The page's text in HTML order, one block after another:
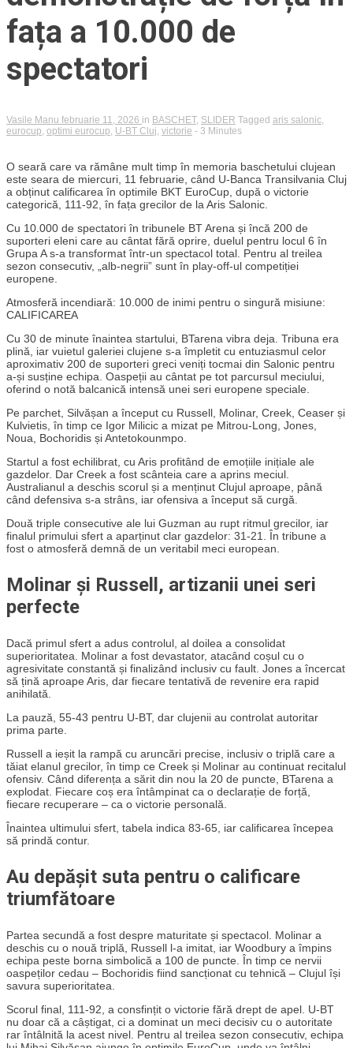
fața a 10.000 de
spectatori
Vasile Manu februarie 11, 2026 in BASCHET, SLIDER Tagged aris salonic
eurocup optimi eurocup U-BT Cluj victorie - 3 Minutes
O seară care va rămâne mult timp în memoria baschetului clujean
este seara de miercuri, 11 februarie, când U-Banca Transilvania Cluj
a obținut calificarea în optimile BKT EuroCup, după o victorie
categorică, 111-92, în fața grecilor de la Aris Salonic.
Cu 10.000 de spectatori în tribunele BT Arena și încă 200 de
suporteri eleni care au cântat fără oprire, duelul pentru locul 6 în
Grupa A s-a transformat într-un spectacol total. Pentru al treilea
sezon consecutiv, „alb-negrii” sunt în play-off-ul competiției
europene.
Atmosferă incendiară: 10.000 de inimi pentru o singură misiune:
CALIFICAREA
Cu 30 de minute înaintea startului, BTarena vibra deja. Tribuna era
plină, iar vuietul galeriei clujene s-a împletit cu entuziasmul celor
aproximativ 200 de suporteri greci veniți tocmai din Salonic pentru
a-și susține echipa. Oaspeții au cântat pe tot parcursul meciului,
oferind o notă balcanică intensă unei seri europene speciale.
Pe parchet, Silvășan a început cu Russell, Molinar, Creek, Ceaser și
Kulvietis, în timp ce Igor Milicic a mizat pe Mitrou-Long, Jones,
Noua, Bochoridis și Antetokounmpo.
Startul a fost echilibrat, cu Aris profitând de emoțiile inițiale ale
gazdelor. Dar Creek a fost scânteia care a aprins meciul.
Australianul a deschis scorul și a menținut Clujul aproape, până
când defensiva s-a strâns, iar ofensiva a început să curgă.
Două triple consecutive ale lui Guzman au rupt ritmul grecilor, iar
finalul primului sfert a aparținut clar gazdelor: 31-21. În tribune a
fost o atmosferă demnă de un veritabil meci european.
Molinar și Russell, artizanii unei seri
perfecte
Dacă primul sfert a adus controlul, al doilea a consolidat
superioritatea. Molinar a fost devastator, atacând coșul cu o
agresivitate constantă și finalizând inclusiv cu fault. Jones a încercat
să țină aproape Aris, dar fiecare tentativă de revenire era rapid
anihilată.
La pauză, 55-43 pentru U-BT, dar clujenii au controlat autoritar
prima parte.
Russell a ieșit la rampă cu aruncări precise, inclusiv o triplă care a
tăiat elanul grecilor, în timp ce Creek și Molinar au continuat recitalul
ofensiv. Când diferența a sărit din nou la 20 de puncte, BTarena a
explodat. Fiecare coș era întâmpinat ca o declarație de forță,
fiecare recuperare – ca o victorie personală.
Înaintea ultimului sfert, tabela indica 83-65, iar calificarea începea
să prindă contur.
Au depășit suta pentru o calificare
triumfătoare
Partea secundă a fost despre maturitate și spectacol. Molinar a
deschis cu o nouă triplă, Russell l-a imitat, iar Woodbury a împins
echipa peste borna simbolică a 100 de puncte. În timp ce nervii
oaspeților cedau – Bochoridis fiind sancționat cu tehnică – Clujul își
savura superioritatea.
Scorul final, 111-92, a consfințit o victorie fără drept de apel. U-BT
nu doar că a câștigat, ci a dominat un meci decisiv cu o autoritate
rar întâlnită la acest nivel. Pentru al treilea sezon consecutiv, echipa